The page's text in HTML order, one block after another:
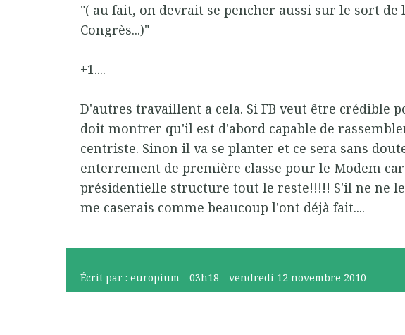
"( au fait, on devrait se pencher aussi sur le sort de
Congrès...)"
+1....
D'autres travaillent a cela. Si FB veut être crédible
doit montrer qu'il est d'abord capable de
centriste. Sinon il va se planter et ce sera sans
enterrement de première classe pour le Modem
présidentielle structure tout le reste!!!!! S'il ne ne
me caserais comme beaucoup l'ont déjà fait....
Écrit par :europium 03h18 -vendredi 12 novembre 2010